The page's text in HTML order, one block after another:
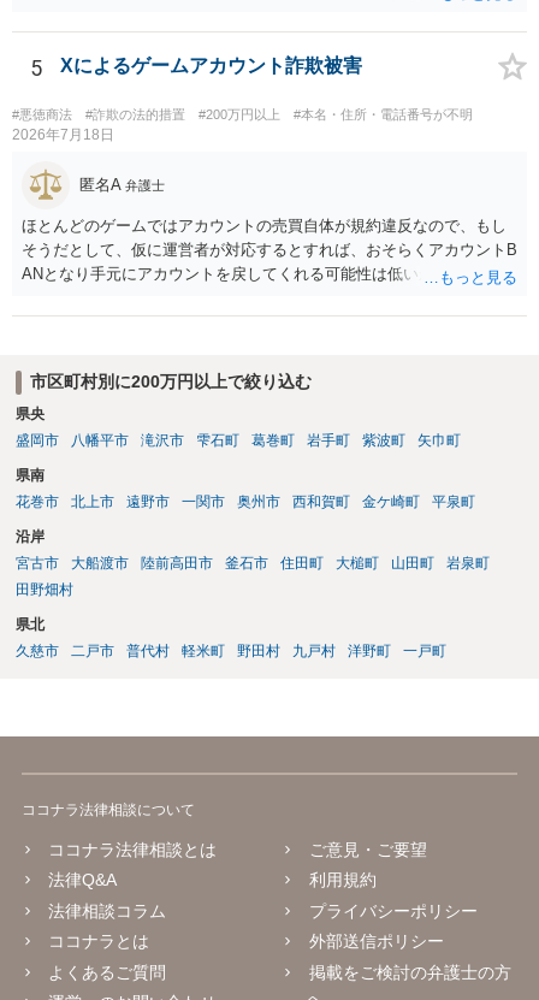
さい。
5 Xによるゲームアカウント詐欺被害
#悪徳商法 #詐欺の法的措置 #200万円以上 #本名・住所・電話番号が不明
2026年7月18日
匿名A 弁護士
ほとんどのゲームではアカウントの売買自体が規約違反なので、もし
そうだとして、仮に運営者が対応するとすれば、おそらくアカウントB
ANとなり手元にアカウントを戻してくれる可能性は低いかもしれませ
絶）を食らう可能性があります。RMTが許されているゲーム（海外の
変わるかもしれませんが…
市区町村別に200万円以上で絞り込む
県央
盛岡市
八幡平市 滝沢市 雫石町 葛巻町 岩手町 紫波町 矢巾町
県南
花巻市
北上市 遠野市 一関市 奥州市 西和賀町 金ケ崎町 平泉町
沿岸
宮古市
大船渡市 陸前高田市 釜石市 住田町 大槌町 山田町
岩泉町
田野畑村
県北
久慈市
二戸市 普代村 軽米町 野田村 九戸村 洋野町 一戸町
ココナラ法律相談について
ココナラ法律相談とは
法律Q&A
法律相談コラム
ココナラとは
よくあるご質問
ご意見・ご要望
利用規約
プライバシーポリシー
外部送信ポリシー
掲載をご検討の弁護士の方